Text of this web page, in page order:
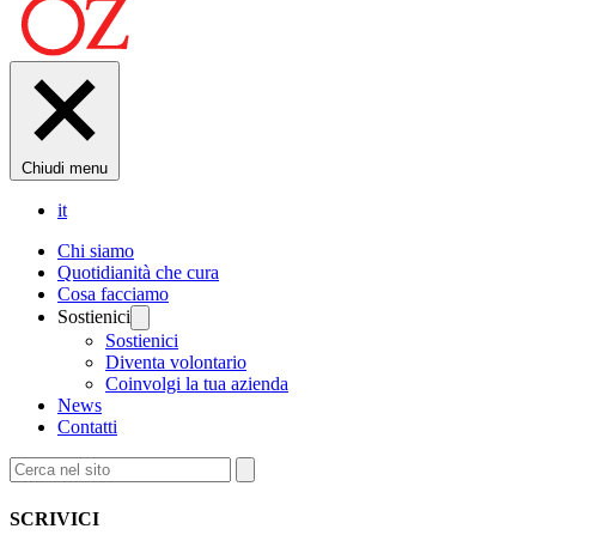
Chiudi menu
it
Chi siamo
Quotidianità che cura
Cosa facciamo
Sostienici
Sostienici
Diventa volontario
Coinvolgi la tua azienda
News
Contatti
SCRIVICI